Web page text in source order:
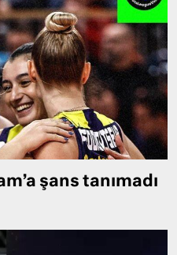
şans tanımadı